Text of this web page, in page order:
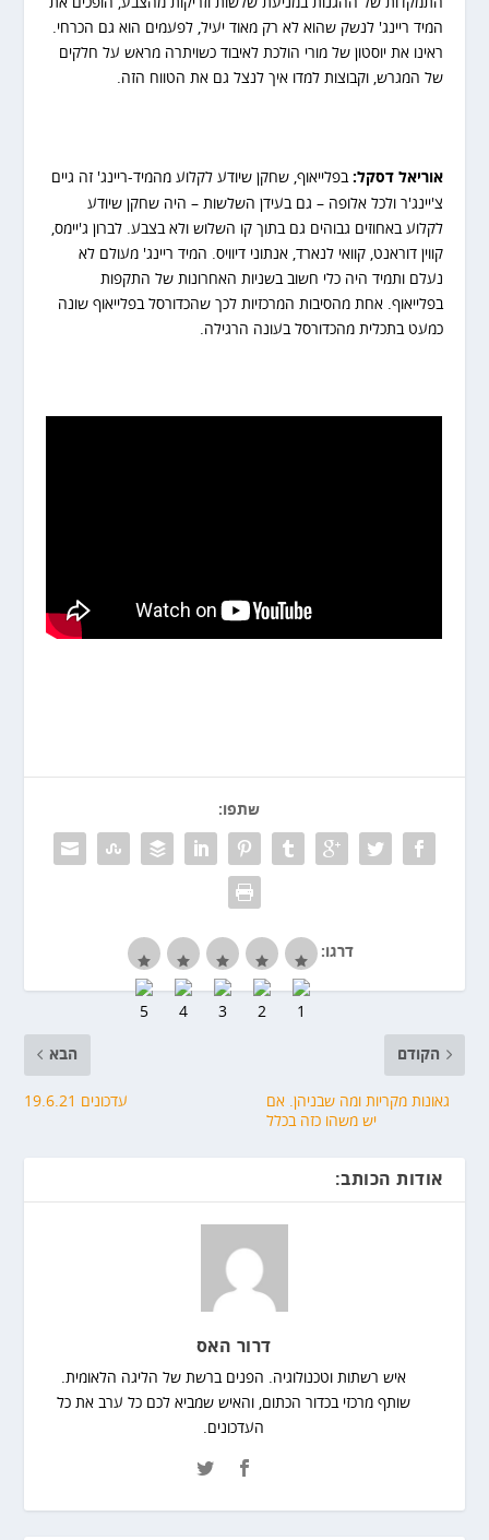
המיד ריינג' לנשק שהוא לא רק מאוד יעיל, לפעמים הוא גם הכרחי.
ראינו את יוסטון של מורי הולכת לאיבוד כשויתרה מראש על חלקים
של המגרש, וקבוצות למדו איך לנצל גם את הטווח הזה.
אוריאל דסקל:בפלייאוף, שחקן שיודע לקלוע מהמיד-ריינג' זה גיים
צ'יינג'ר ולכל אלופה – גם בעידן השלשות – היה שחקן שיודע
לקלוע באחוזים גבוהים גם בתוך קו השלוש ולא בצבע. לברון ג'יימס,
קווין דוראנט, קוואי לנארד, אנתוני דיוויס. המיד ריינג' מעולם לא
נעלם ותמיד היה כלי חשוב בשניות האחרונות של התקפות
בפלייאוף. אחת מהסיבות המרכזיות לכך שהכדורסל בפלייאוף שונה
כמעט בתכלית מהכדורסל בעונה הרגילה.
שתפו:
דרגו:
הקודם
גאונות מקריות ומה שבניהן. אם
יש משהו כזה בכלל
הבא
עדכונים 19.6.21
אודות הכותב:
דרור האס
איש רשתות וטכנולוגיה. הפנים ברשת של הליגה הלאומית.
שותף מרכזי בכדור הכתום, והאיש שמביא לכם כל ערב את כל
העדכונים.